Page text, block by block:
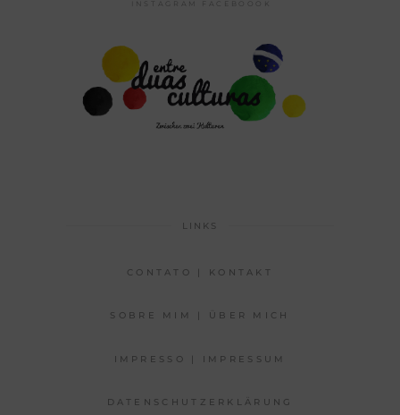
INSTAGRAM FACEBOOOK
LINKS
CONTATO | KONTAKT
SOBRE MIM | ÜBER MICH
IMPRESSO | IMPRESSUM
DATENSCHUTZERKLÄRUNG